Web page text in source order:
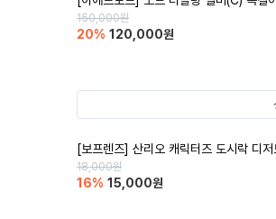
150,000원
20% 120,000원
[보프렌즈] 산리오 캐릭터즈 도시락 디
18,000원
16% 15,000원